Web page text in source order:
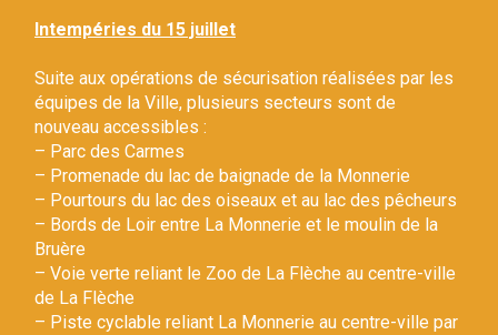
Intempéries du 15 juillet
Suite aux opérations de sécurisation réalisées par les
équipes de la Ville, plusieurs secteurs sont de
nouveau accessibles :
– Parc des Carmes
– Promenade du lac de baignade de la Monnerie
– Pourtours du lac des oiseaux et au lac des pêcheurs
– Bords de Loir entre La Monnerie et le moulin de la
Bruère
– Voie verte reliant le Zoo de La Flèche au centre-ville
de La Flèche
– Piste cyclable reliant La Monnerie au centre-ville par